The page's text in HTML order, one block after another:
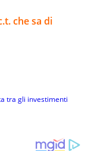
che sa di
tra gli investimenti